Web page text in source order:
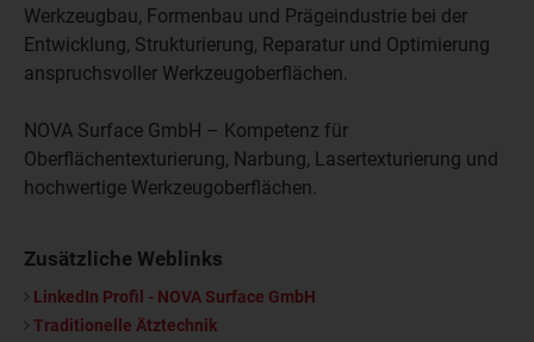
Werkzeugbau, Formenbau und Prägeindustrie bei der
Entwicklung, Strukturierung, Reparatur und Optimierung
anspruchsvoller Werkzeugoberflächen.
NOVA Surface GmbH – Kompetenz für
Oberflächentexturierung, Narbung, Lasertexturierung und
hochwertige Werkzeugoberflächen.
Zusätzliche Weblinks
LinkedIn Profil - NOVA Surface GmbH
Traditionelle Ätztechnik